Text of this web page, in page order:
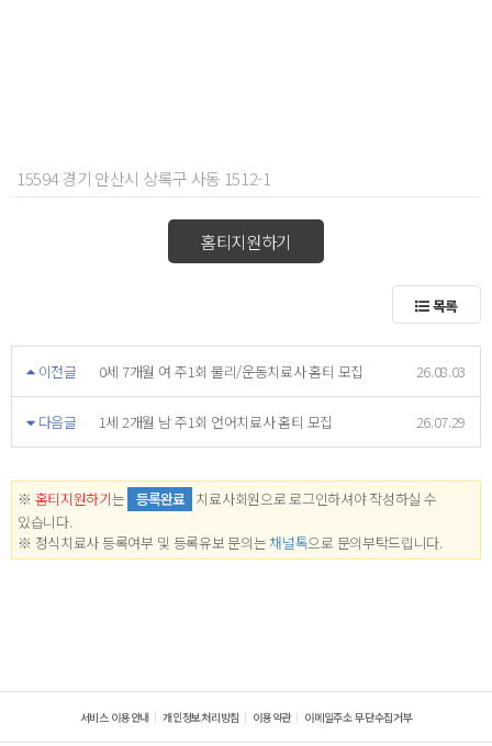
15594 경기 안산시 상록구 사동 1512-1
홈티지원하기
목록
이전글 0세 7개월 여 주1회 물리/운동치료사 홈티 모집 26.08.03
다음글 1세 2개월 남 주1회 언어치료사 홈티 모집 26.07.29
※ 홈티지원하기는 등록완료 치료사회원으로 로그인하셔야 작성하실 수
있습니다.
※ 정식치료사 등록여부 및 등록유보 문의는 채널톡으로 문의부탁드립니다.
서비스 이용안내 개인정보처리방침 이용약관 이메일주소 무단수집거부